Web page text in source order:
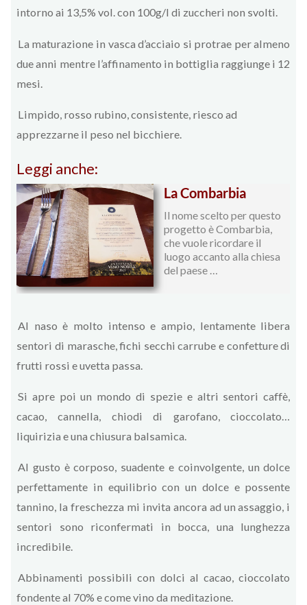
intorno ai 13,5% vol. con 100g/l di zuccheri non svolti.
La maturazione in vasca d’acciaio si protrae per almeno
due anni mentre l’affinamento in bottiglia raggiunge i 12
mesi.
Limpido, rosso rubino, consistente, riesco ad
apprezzarne il peso nel bicchiere.
Leggi anche:
La Combarbia
Il nome scelto per questo
progetto è Combarbia,
che vuole ricordare il
luogo accanto alla chiesa
del paese …
Al naso è molto intenso e ampio, lentamente libera
sentori di marasche, fichi secchi carrube e confetture di
frutti rossi e uvetta passa.
Si apre poi un mondo di spezie e altri sentori caffè,
cacao, cannella, chiodi di garofano, cioccolato…
liquirizia e una chiusura balsamica.
Al gusto è corposo, suadente e coinvolgente, un dolce
perfettamente in equilibrio con un dolce e possente
tannino, la freschezza mi invita ancora ad un assaggio, i
sentori sono riconfermati in bocca, una lunghezza
incredibile.
Abbinamenti possibili con dolci al cacao, cioccolato
fondente al 70% e come vino da meditazione.